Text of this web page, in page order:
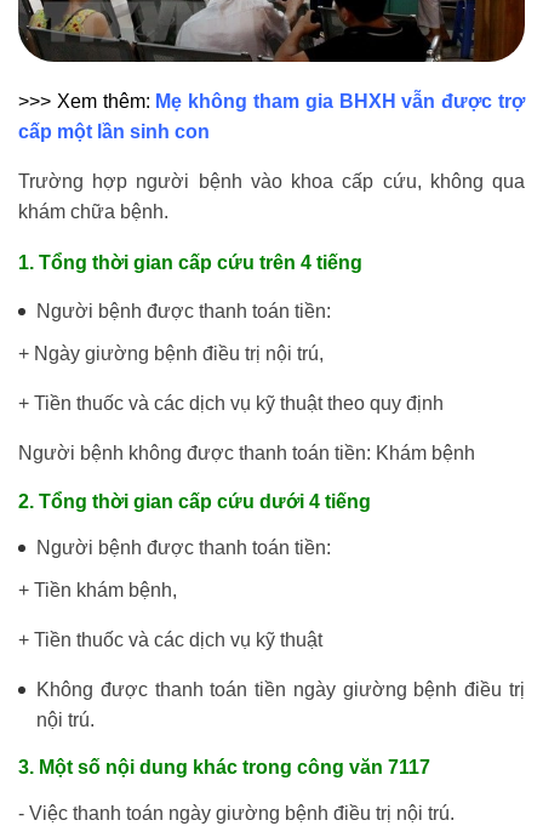
>>> Xem thêm: Mẹ không tham gia BHXH vẫn được trợ
cấp một lần sinh con
Trường hợp người bệnh vào khoa cấp cứu, không qua
khám chữa bệnh.
1. Tổng thời gian cấp cứu trên 4 tiếng
Người bệnh được thanh toán tiền:
+ Ngày giường bệnh điều trị nội trú,
+ Tiền thuốc và các dịch vụ kỹ thuật theo quy định
Người bệnh không được thanh toán tiền: Khám bệnh
2. Tổng thời gian cấp cứu dưới 4 tiếng
Người bệnh được thanh toán tiền:
+ Tiền khám bệnh,
+ Tiền thuốc và các dịch vụ kỹ thuật
Không được thanh toán tiền ngày giường bệnh điều trị
nội trú.
3. Một số nội dung khác trong công văn 7117
- Việc thanh toán ngày giường bệnh điều trị nội trú.